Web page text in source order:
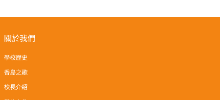
關於我們
學校歷史
香島之歌
校長介紹